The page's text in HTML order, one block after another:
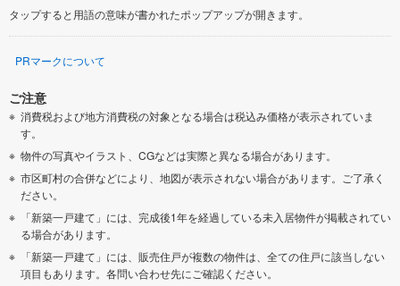
タップすると用語の意味が書かれたポップアップが開きます。
PRマークについて
ご注意
消費税および地方消費税の対象となる場合は税込み価格が表示されていま
す。
物件の写真やイラスト、CGなどは実際と異なる場合があります。
市区町村の合併などにより、地図が表示されない場合があります。ご了承く
ださい。
「新築一戸建て」には、完成後1年を経過している未入居物件が掲載されてい
る場合があります。
「新築一戸建て」には、販売住戸が複数の物件は、全ての住戸に該当しない
項目もあります。各問い合わせ先にご確認ください。